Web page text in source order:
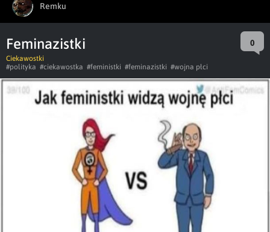
Remku
Feminazistki 0
Ciekawostki
#polityka #ciekawostka #feministki #feminazistki #wojna płci